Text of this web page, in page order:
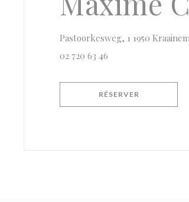
Pastoorkesweg, 1 1950
02 720 63 46
RÉSERVER